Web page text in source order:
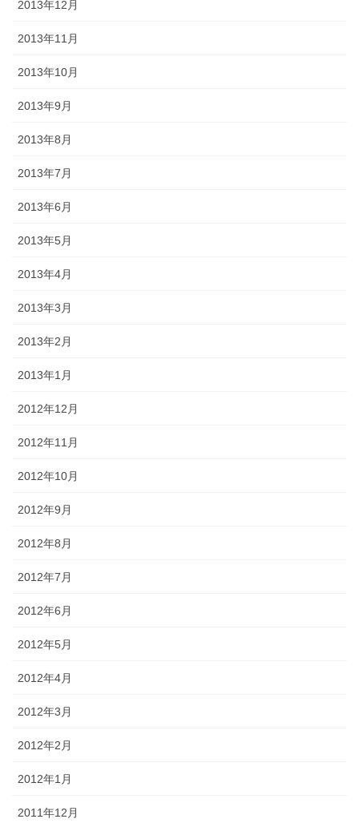
2013年12月
2013年11月
2013年10月
2013年9月
2013年8月
2013年7月
2013年6月
2013年5月
2013年4月
2013年3月
2013年2月
2013年1月
2012年12月
2012年11月
2012年10月
2012年9月
2012年8月
2012年7月
2012年6月
2012年5月
2012年4月
2012年3月
2012年2月
2012年1月
2011年12月